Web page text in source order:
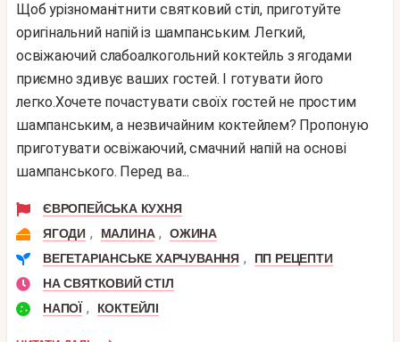
Щоб урізноманітнити святковий стіл, приготуйте
оригінальний напій із шампанським. Легкий,
освіжаючий слабоалкогольний коктейль з ягодами
приємно здивує ваших гостей. І готувати його
легко.Хочете почастувати своїх гостей не простим
шампанським, а незвичайним коктейлем? Пропоную
приготувати освіжаючий, смачний напій на основі
шампанського. Перед ва...
ЄВРОПЕЙСЬКА КУХНЯ
ЯГОДИ , МАЛИНА ,
ОЖИНА
ВЕГЕТАРІАНСЬКЕ ХАРЧУВАННЯ ,
ПП РЕЦЕПТИ
НА СВЯТКОВИЙ СТІЛ
НАПОЇ , КОКТЕЙЛІ